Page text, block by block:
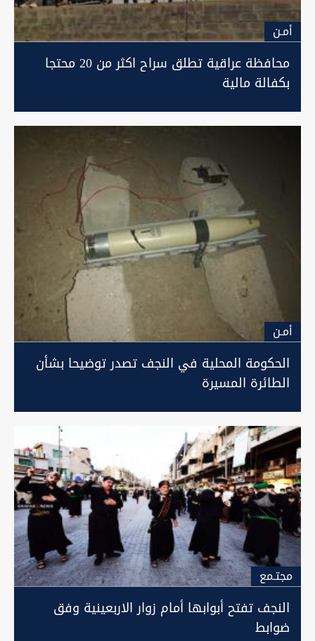
أمـن
محافظة عراقية تطلق سراح اكثر من 20 محتجا
بكفالة مالية
أمـن
الحكومة المحلية في النجف تصدر توضيحا بشأن
الطائرة المسيرة
مجتـمع
النجف تفتح أبوابها أمام زوار الاربعينية وفق
ضوابط